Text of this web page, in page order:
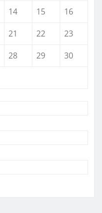
14 15
16
21 22
23
28 29
30